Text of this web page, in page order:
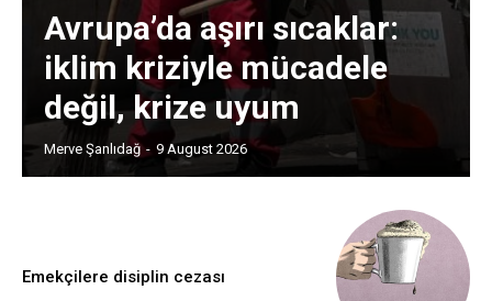
Avrupa’da aşırı sıcaklar:
iklim kriziyle mücadele
değil, krize uyum
Merve Şanlıdağ - 9 August 2026
Emekçilere disiplin cezası